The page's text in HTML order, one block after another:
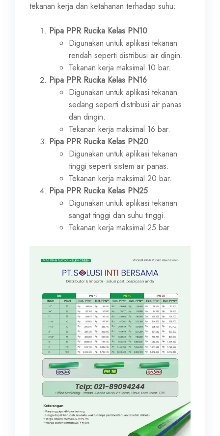
tekanan kerja dan ketahanan terhadap suhu:
Pipa PPR Rucika Kelas PN10
Digunakan untuk aplikasi tekanan
rendah seperti distribusi air dingin.
Tekanan kerja maksimal 10 bar.
Pipa PPR Rucika Kelas PN16
Digunakan untuk aplikasi tekanan
sedang seperti distribusi air panas
dan dingin.
Tekanan kerja maksimal 16 bar.
Pipa PPR Rucika Kelas PN20
Digunakan untuk aplikasi tekanan
tinggi seperti sistem air panas.
Tekanan kerja maksimal 20 bar.
Pipa PPR Rucika Kelas PN25
Digunakan untuk aplikasi tekanan
sangat tinggi dan suhu tinggi.
Tekanan kerja maksimal 25 bar.